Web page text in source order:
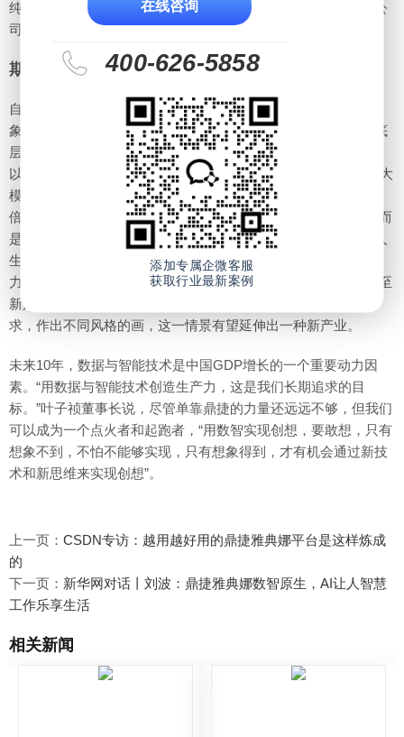
纯的赋能，而是通过多种形式给予客户数实结合的解决方案，公
司也将从原来单一的产品和服务公司向平台型企业迈进。
期待成为数智驱动的点火者、起跑者
自公司提出‘智能+’战略以来，就不断在思考，“智能化”的终极想
象是什么？在叶子祯董事长看来，创造数智价值已成为鼎捷的底
层逻辑，未来希望进一步以数据和智能技术带来创新的生产力。
以企业常见的文生设计场景为例，“人50分钟的工作，文生设计大
模型可能3分钟就做完了，同样时间创造的生产力相当于人的16
倍。”我们始终相信，人工智能技术的进步并非旨在取代人类，而
是释放人类的潜能，让人们能够更加深刻地高效的体验和享受人
生的乐趣。新技术应用的关键在于如何创造出更高价值的生产
力。“借助数据与智能技术，有望创造出一种新模式、新业态乃至
新产业。” 叶子祯董事长举例说，虚拟画家可以根据人们的需
求，作出不同风格的画，这一情景有望延伸出一种新产业。
未来10年，数据与智能技术是中国GDP增长的一个重要动力因
素。“用数据与智能技术创造生产力，这是我们长期追求的目
标。”叶子祯董事长说，尽管单靠鼎捷的力量还远远不够，但我们
可以成为一个点火者和起跑者，“用数智实现创想，要敢想，只有
想象不到，不怕不能够实现，只有想象得到，才有机会通过新技
术和新思维来实现创想”。
上一页： CSDN专访：越用越好用的鼎捷雅典娜平台是这样炼成
的
下一页： 新华网对话丨刘波：鼎捷雅典娜数智原生，AI让人智慧
工作乐享生活
相关新闻
在线咨询
400-626-5858
添加专属企微客服
获取行业最新案例